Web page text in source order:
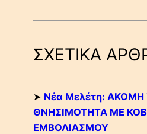
ΣΧΕΤΙΚΑ
➤ Νέα Μελέτη:
ΘΝΗΣΙΜΟΤΗΤΑ ΜΕ
ΕΜΒΟΛΙΑΣΜΟΥ